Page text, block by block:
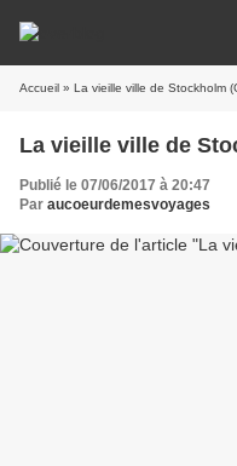
Accueil » La vieille ville de Stockholm
La vieille ville de
Publié le 07/06/2017 à 20:47
Par aucoeurdemesvoyages